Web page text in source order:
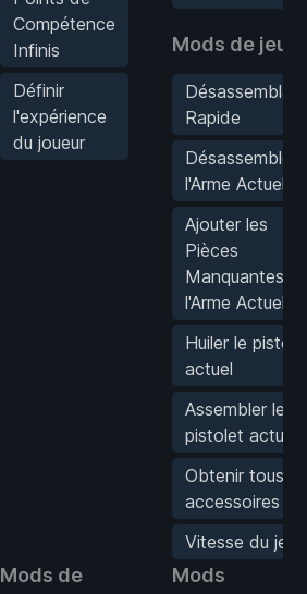
Compétence
Infinis
Définir
l'expérience
du joueur
Mods de jeu
Rapide
Désassembler
l'Arme Actuelle
Ajouter les
Pièces
Manquantes à
l'Arme Actuelle
Huiler le
actuel
Assembler le
pistolet actuel
Obtenir tous
accessoires
Vitesse du jeu
Mods de
Mods